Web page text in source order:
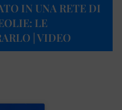
IN UNA RETE DI
LE
| VIDEO